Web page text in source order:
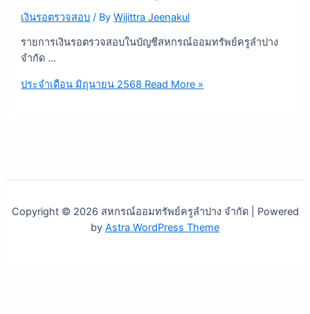
เงินรอตรวจสอบ / ByWijittra Jeenakul
รายการเงินรอตรวจสอบในบัญชีสหกรณ์ออมทรัพย์ครูลำปาง
จำกัด …
ประจำเดือน มิถุนายน 2568 Read More »
Copyright © 2026 สหกรณ์ออมทรัพย์ครูลำปาง จำกัด | Powered
by Astra WordPress Theme